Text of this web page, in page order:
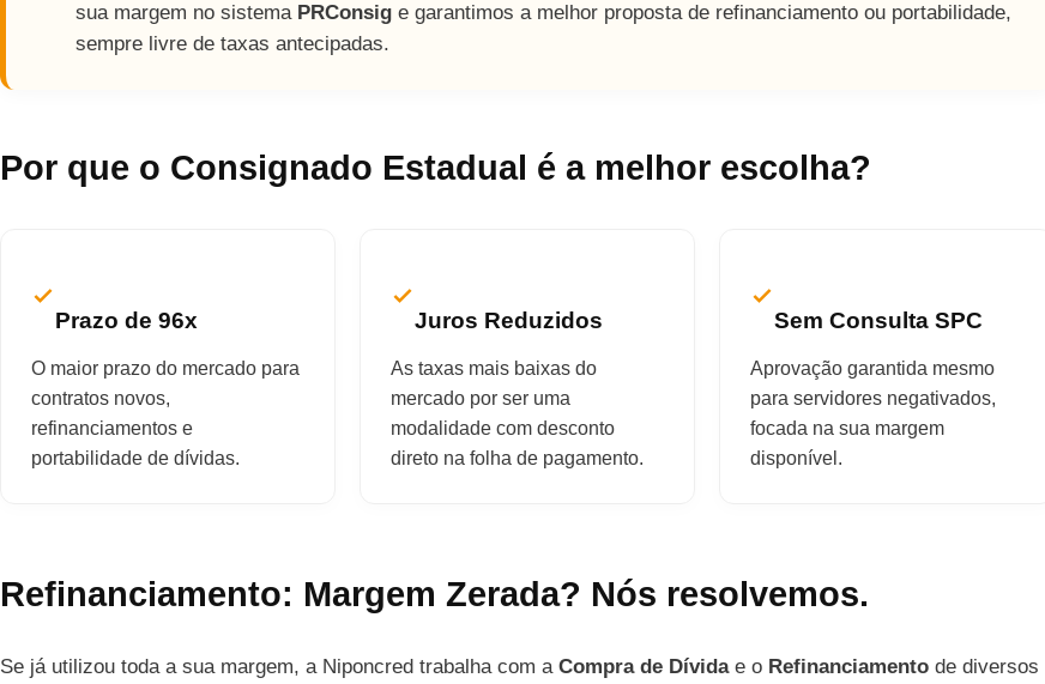
sua margem no sistema PRConsig e garantimos a melhor proposta de refinanciamento ou portabilidade,
sempre livre de taxas antecipadas.
Por que o Consignado Estadual é a melhor escolha?
Prazo de 96x
O maior prazo do mercado para
contratos novos,
refinanciamentos e
portabilidade de dívidas.
Juros Reduzidos
As taxas mais baixas do
mercado por ser uma
modalidade com desconto
direto na folha de pagamento.
Sem Consulta SPC
Aprovação garantida mesmo
para servidores negativados,
focada na sua margem
disponível.
Refinanciamento: Margem Zerada? Nós resolvemos.
Se já utilizou toda a sua margem, a Niponcred trabalha com a Compra de Dívidae o Refinanciamento de diversos